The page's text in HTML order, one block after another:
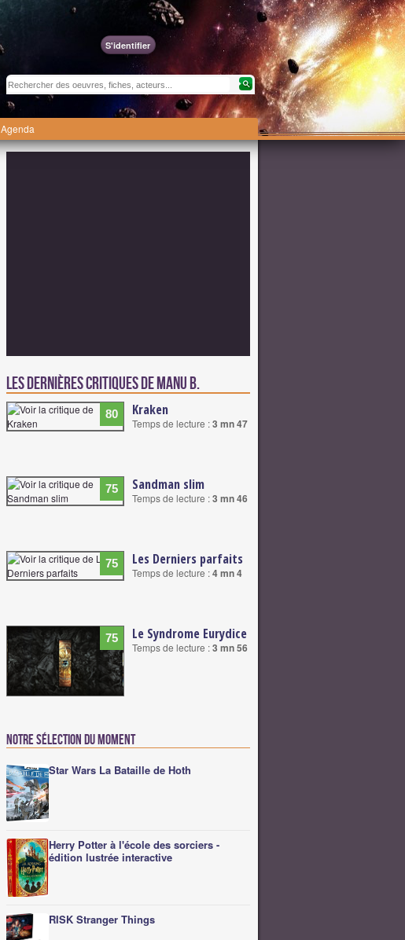
S'identifier
Agenda
Les dernières critiques de Manu B.
80 Kraken
Temps de lecture :3 mn 47
75 Sandman slim
Temps de lecture :3 mn 46
75 Les Derniers parfaits
Temps de lecture :4 mn 4
75 Le Syndrome Eurydice
Temps de lecture :3 mn 56
Notre sélection du moment
Star Wars La Bataille de Hoth
Herry Potter à l'école des sorciers -
édition lustrée interactive
RISK Stranger Things